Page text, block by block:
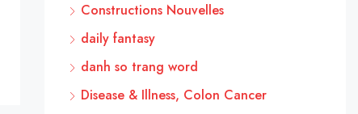
Constructions Nouvelles
daily fantasy
danh so trang word
Disease & Illness, Colon Cancer